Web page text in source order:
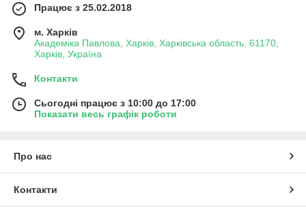
Працює з 25.02.2018
м. Харків
Академіка Павлова, Харків, Харківська область, 61170,
Харків, Україна
Контакти
Сьогодні працює з 10:00 до 17:00
Показати весь графік роботи
Про нас
Контакти